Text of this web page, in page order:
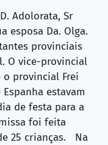
Adolorata, Sr
esposa Da. Olga.
provinciais
O vice-provincial
o provincial Frei
estavam
de festa para a
foi feita
25 crianças. Na